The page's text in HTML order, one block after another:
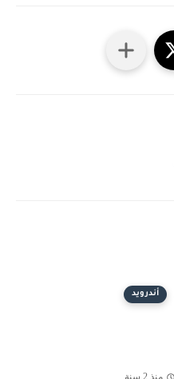
أندرويد
منذ 2 سنة